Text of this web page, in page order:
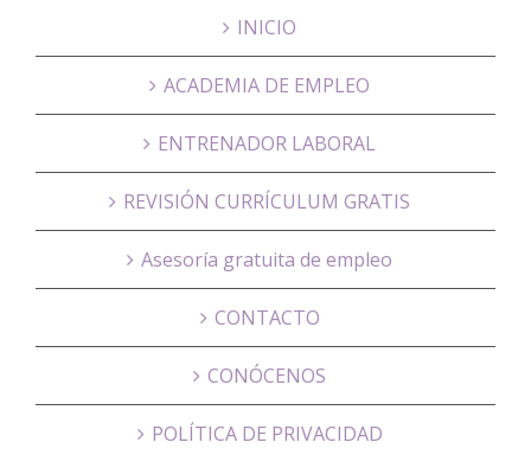
INICIO
ACADEMIA DE EMPLEO
ENTRENADOR LABORAL
REVISIÓN CURRÍCULUM GRATIS
Asesoría gratuita de empleo
CONTACTO
CONÓCENOS
POLÍTICA DE PRIVACIDAD